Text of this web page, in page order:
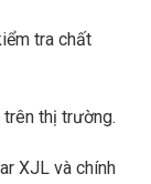
tra chất
trên thị trường.
XJL và chính